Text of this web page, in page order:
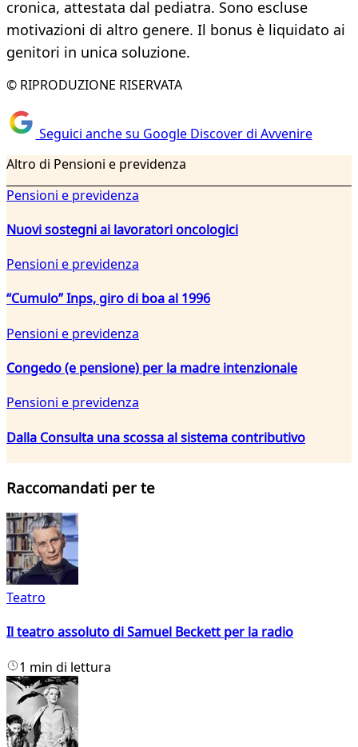
cronica, attestata dal pediatra. Sono escluse
motivazioni di altro genere. Il bonus è liquidato ai
genitori in unica soluzione.
© RIPRODUZIONE RISERVATA
Seguici anche su Google Discover di Avvenire
Altro di Pensioni e previdenza
Pensioni e previdenza
Nuovi sostegni ai lavoratori oncologici
Pensioni e previdenza
“Cumulo” Inps, giro di boa al 1996
Pensioni e previdenza
Congedo (e pensione) per la madre intenzionale
Pensioni e previdenza
Dalla Consulta una scossa al sistema contributivo
Raccomandati per te
Teatro
Il teatro assoluto di Samuel Beckett per la radio
1 min di lettura